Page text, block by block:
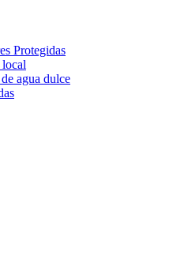
Protegidas
local
agua dulce